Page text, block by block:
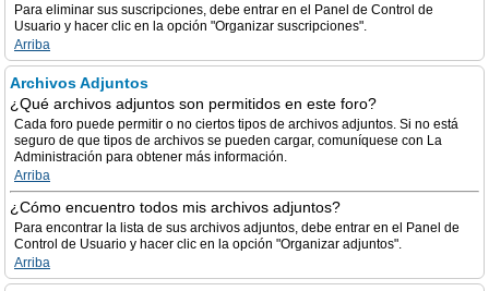
Para eliminar sus suscripciones, debe entrar en el Panel de Control de
Usuario y hacer clic en la opción "Organizar suscripciones".
Arriba
Archivos Adjuntos
¿Qué archivos adjuntos son permitidos en este foro?
Cada foro puede permitir o no ciertos tipos de archivos adjuntos. Si no está
seguro de que tipos de archivos se pueden cargar, comuníquese con La
Administración para obtener más información.
Arriba
¿Cómo encuentro todos mis archivos adjuntos?
Para encontrar la lista de sus archivos adjuntos, debe entrar en el Panel de
Control de Usuario y hacer clic en la opción "Organizar adjuntos".
Arriba